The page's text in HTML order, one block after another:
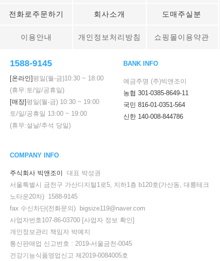
전화로주문하기 회사소개 도매주실분
이용안내 개인정보처리방침 쇼핑몰이용약관
1588-9145
[온라인]평일(월-금)10:30 ~ 18:00
(휴무:토/일/공휴일)
[매장]평일(월-금) 10:30 ~ 19:00
토/일/공휴일 13:00 ~ 19:00
(휴무:설날/추석 당일)
BANK INFO
예금주명 (주)빅앤조이
농협 301-0385-8649-11
국민 816-01-0351-564
신한 140-008-844786
COMPANY INFO
주식회사 빅앤조이
대표 박성권
서울특별시 금천구 가산디지털1로5, 지하1층 b120호(가산동, 대륭테크
노타운20차) 1588-9145
fax 수신차단(전화문의) bigsize119@naver.com
사업자번호107-86-03700 [사업자 정보 확인]
개인정보관리 책임자 박예지
통신판매업 신고번호 : 2019-서울금천-0045
건강기능식품영업신고 제2019-0084005호